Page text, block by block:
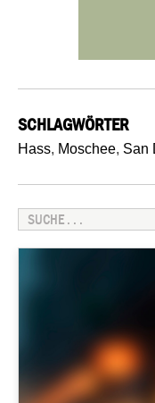
SCHLAGWÖRTER
Hass, Moschee, San